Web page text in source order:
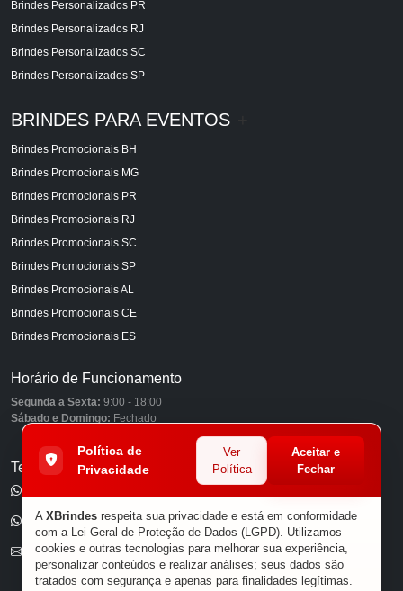
Brindes Personalizados PR
Brindes Personalizados RJ
Brindes Personalizados SC
Brindes Personalizados SP
BRINDES PARA EVENTOS
Brindes Promocionais BH
Brindes Promocionais MG
Brindes Promocionais PR
Brindes Promocionais RJ
Brindes Promocionais SC
Brindes Promocionais SP
Brindes Promocionais AL
Brindes Promocionais CE
Brindes Promocionais ES
Horário de Funcionamento
Segunda a Sexta: 9:00 - 18:00
Sábado e Domingo: Fechado
Telefones
(11) 96585-7462
E-mail
Política de
Privacidade
Ver
Política
Aceitar e
Fechar
A XBrindes respeita sua privacidade e está em conformidade
com a Lei Geral de Proteção de Dados (LGPD). Utilizamos
cookies e outras tecnologias para melhorar sua experiência,
personalizar conteúdos e realizar análises; seus dados são
tratados com segurança e apenas para finalidades legítimas.